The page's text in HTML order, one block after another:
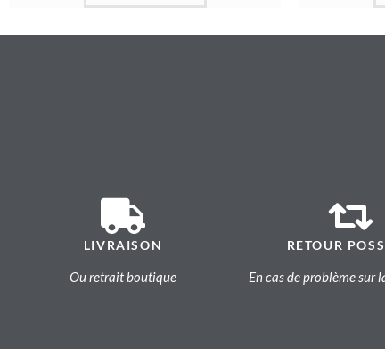
LIVRAISON
Ou retrait boutique
RETOUR
En cas de problème sur